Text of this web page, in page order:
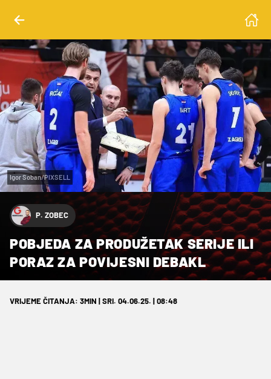
Igor Soban/PIXSELL
P. ZOBEC
POBJEDA ZA PRODUŽETAK SERIJE ILI
PORAZ ZA POVIJESNI DEBAKL
VRIJEME ČITANJA: 3MIN | SRI. 04.06.25. | 08:48